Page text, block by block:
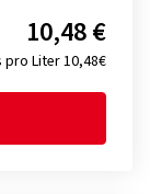
pro Liter 10,48€
10,48 €